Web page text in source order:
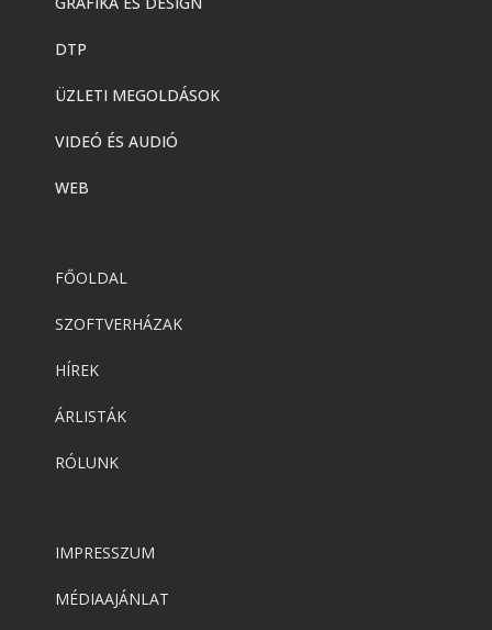
DTP
ÜZLETI MEGOLDÁSOK
VIDEÓ ÉS AUDIÓ
WEB
FŐOLDAL
SZOFTVERHÁZAK
HÍREK
ÁRLISTÁK
RÓLUNK
IMPRESSZUM
MÉDIAAJÁNLAT